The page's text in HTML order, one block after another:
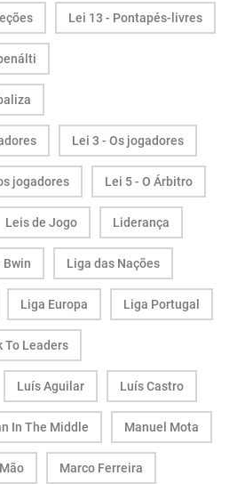
Lei 13 - Pontapés-livres
Lei 3 - Os jogadores
jogadores Lei 5 - O Árbitro
Leis de Jogo Liderança
Bwin Liga das Nações
Liga Europa Liga Portugal
To Leaders
Luís Aguilar Luís Castro
In The Middle Manuel Mota
Mão Marco Ferreira